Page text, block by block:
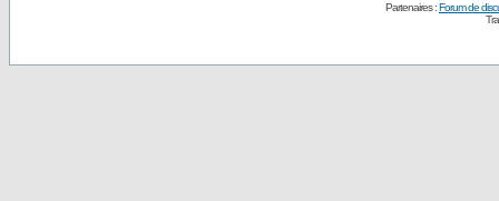
Partenaires :Forum de